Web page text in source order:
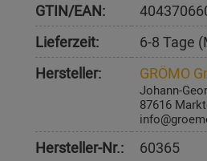
GTIN/EAN:
Lieferzeit:
6-8 Tage
Hersteller:
GRÖMO
Johann-
87616
Hersteller-Nr.: 60365